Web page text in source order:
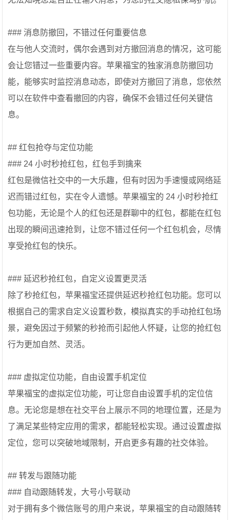
### 消息防撤回，不错过任何重要信息
在与他人交流时，偶尔会遇到对方撤回消息的情况，这可能
会让您错过一些重要内容。苹果福宝的独家消息防撤回功
能，能够实时监控消息动态，即使对方撤回了消息，您依然
可以在软件中查看撤回的内容，确保不会错过任何关键信
息。
## 红包抢夺与定位功能
### 24 小时秒抢红包，红包手到擒来
红包是微信社交中的一大乐趣，但有时因为手速慢或网络延
迟而错过红包，实在令人遗憾。苹果福宝的 24 小时秒抢红
包功能，无论是个人的红包还是群聊中的红包，都能在红包
出现的瞬间迅速抢到，让您不错过任何一个红包机会，尽情
享受抢红包的快乐。
### 延迟秒抢红包，自定义设置更灵活
除了秒抢红包，苹果福宝还提供延迟秒抢红包功能。您可以
根据自己的需求自定义设置秒数，模拟真实的手动抢红包场
景，避免因过于频繁的秒抢而引起他人怀疑，让您的抢红包
行为更加自然、灵活。
### 虚拟定位功能，自由设置手机定位
苹果福宝的虚拟定位功能，可让您自由设置手机的定位信
息。无论您是想在社交平台上展示不同的地理位置，还是为
了满足某些特定应用的需求，都能轻松实现。通过设置虚拟
定位，您可以突破地域限制，开启更多有趣的社交体验。
## 转发与跟随功能
### 自动跟随转发，大号小号联动
对于拥有多个微信账号的用户来说，苹果福宝的自动跟随转